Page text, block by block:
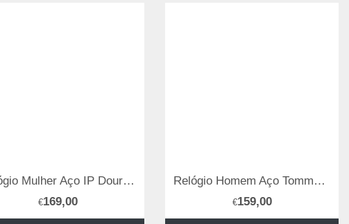
Relógio Mulher Aço IP Dourado Tommy Hilfiger
€169,00
Relógio Homem Aço Tommy Hilfiger
€159,00